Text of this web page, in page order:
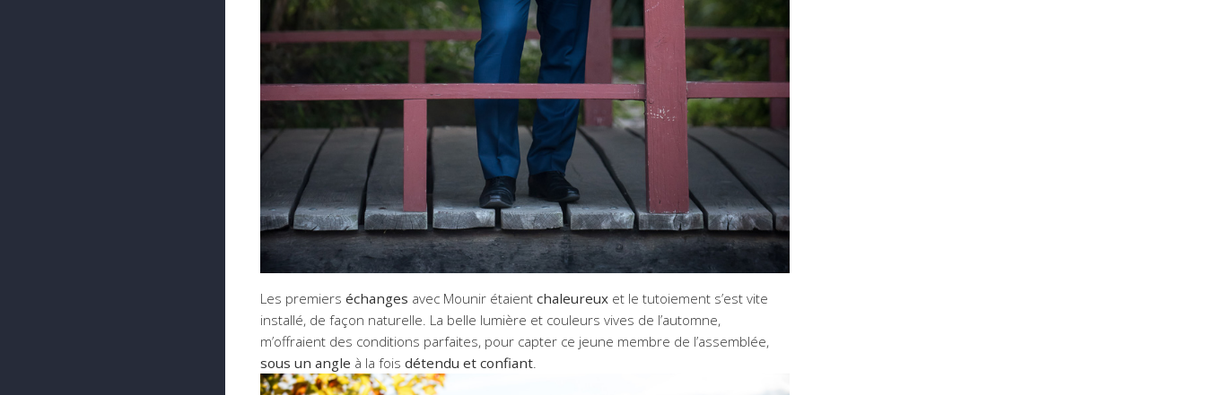
Les premiers échanges avec Mounir étaient chaleureux et le tutoiement s’est vite
installé, de façon naturelle. La belle lumière et couleurs vives de l’automne,
m’offraient des conditions parfaites, pour capter ce jeune membre de l’assemblée,
sous un angle à la fois détendu et confiant